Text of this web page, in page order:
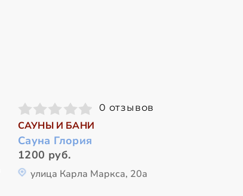
0 отзывов
САУНЫ И БАНИ
Сауна Глория
1200 руб.
улица Карла Маркса, 20а